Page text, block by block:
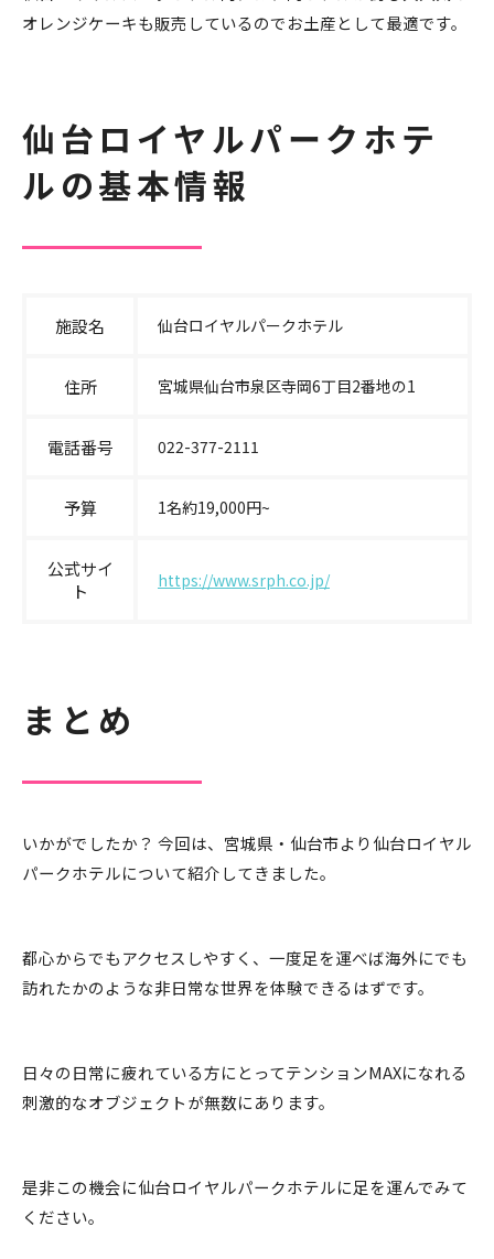
オレンジケーキも販売しているのでお土産として最適です。
仙台ロイヤルパークホテ
ルの基本情報
施設名 仙台ロイヤルパークホテル
住所 宮城県仙台市泉区寺岡6丁目2番地の1
電話番号 022-377-2111
予算 1名約19,000円~
公式サイ
ト
https://www.srph.co.jp/
まとめ
いかがでしたか？ 今回は、宮城県・仙台市より仙台ロイヤル
パークホテルについて紹介してきました。
都心からでもアクセスしやすく、一度足を運べば海外にでも
訪れたかのような非日常な世界を体験できるはずです。
日々の日常に疲れている方にとってテンションMAXになれる
刺激的なオブジェクトが無数にあります。
是非この機会に仙台ロイヤルパークホテルに足を運んでみて
ください。